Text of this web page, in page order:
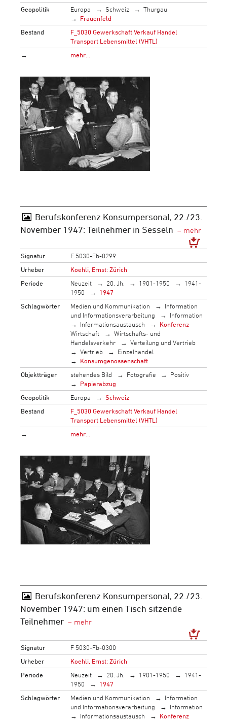
Geopolitik
Europa Schweiz
Thurgau
Frauenfeld
Bestand
F_5030 Gewerkschaft Verkauf Handel
Transport Lebensmittel (VHTL)
→
mehr…
Berufskonferenz Konsumpersonal, 22./23.
November 1947: Teilnehmer in Sesseln
Signatur
F 5030-Fb-0299
Urheber
Koehli, Ernst: Zürich
Periode
Neuzeit 20. Jh. 1901-1950
1941-
1950
1947
Schlagwörter
Medien und Kommunikation
Information
und Informationsverarbeitung
Information
Informationsaustausch
Konferenz
Wirtschaft
Wirtschafts- und
Handelsverkehr
Verteilung und Vertrieb
Vertrieb
Einzelhandel
Konsumgenossenschaft
Objektträger
stehendes Bild Fotografie
Positiv
Papierabzug
Geopolitik
Europa
Schweiz
Bestand
F_5030 Gewerkschaft Verkauf Handel
Transport Lebensmittel (VHTL)
→
mehr…
Berufskonferenz Konsumpersonal, 22./23.
November 1947: um einen Tisch sitzende
Teilnehmer
Signatur
F 5030-Fb-0300
Urheber
Koehli, Ernst: Zürich
Periode
Neuzeit 20. Jh. 1901-1950
1941-
1950
1947
Schlagwörter
Medien und Kommunikation
Information
und Informationsverarbeitung
Information
Informationsaustausch
Konferenz